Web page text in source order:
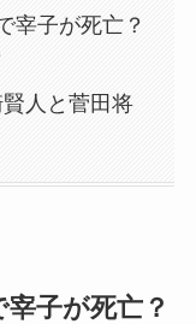
宰子が死亡？
人と菅田将
子が死亡？